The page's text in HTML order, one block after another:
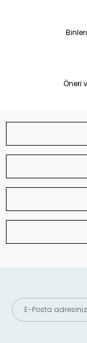
Öneri